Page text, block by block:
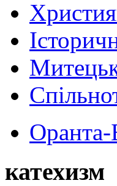
Оранта-
катехизм